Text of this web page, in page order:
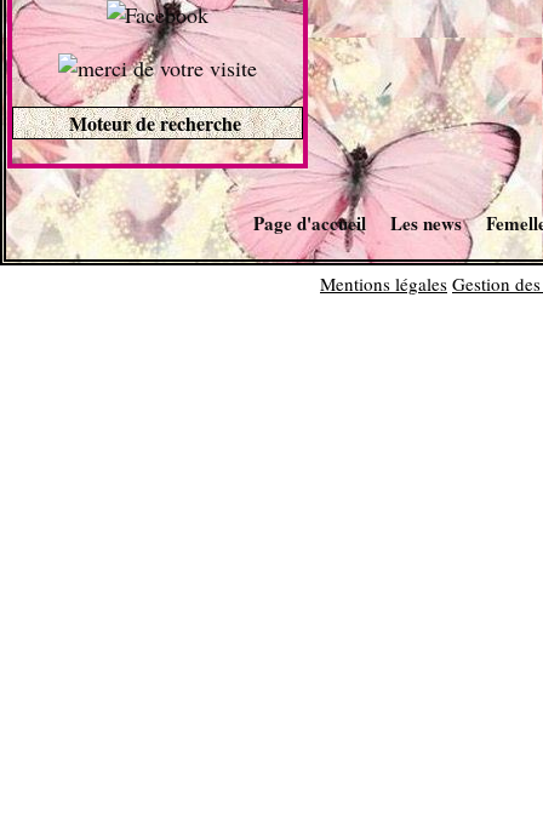
Moteur de recherche
Page d'accueil Les news
Mentions légales Gestion